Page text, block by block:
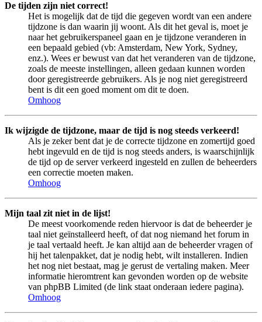
De tijden zijn niet correct!
Het is mogelijk dat de tijd die gegeven wordt van een andere
tijdzone is dan waarin jij woont. Als dit het geval is, moet je
naar het gebruikerspaneel gaan en je tijdzone veranderen in
een bepaald gebied (vb: Amsterdam, New York, Sydney,
enz.). Wees er bewust van dat het veranderen van de tijdzone,
zoals de meeste instellingen, alleen gedaan kunnen worden
door geregistreerde gebruikers. Als je nog niet geregistreerd
bent is dit een goed moment om dit te doen.
Omhoog
Ik wijzigde de tijdzone, maar de tijd is nog steeds verkeerd!
Als je zeker bent dat je de correcte tijdzone en zomertijd goed
hebt ingevuld en de tijd is nog steeds anders, is waarschijnlijk
de tijd op de server verkeerd ingesteld en zullen de beheerders
een correctie moeten maken.
Omhoog
Mijn taal zit niet in de lijst!
De meest voorkomende reden hiervoor is dat de beheerder je
taal niet geïnstalleerd heeft, of dat nog niemand het forum in
je taal vertaald heeft. Je kan altijd aan de beheerder vragen of
hij het talenpakket, dat je nodig hebt, wilt installeren. Indien
het nog niet bestaat, mag je gerust de vertaling maken. Meer
informatie hieromtrent kan gevonden worden op de website
van phpBB Limited (de link staat onderaan iedere pagina).
Omhoog